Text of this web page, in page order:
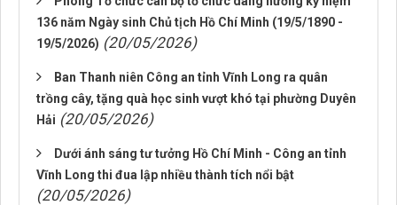
136 năm Ngày sinh Chủ tịch Hồ Chí Minh (19/5/1890 -
19/5/2026) (20/05/2026)
Ban Thanh niên Công an tỉnh Vĩnh Long ra quân
trồng cây, tặng quà học sinh vượt khó tại phường Duyên
Hải (20/05/2026)
Dưới ánh sáng tư tưởng Hồ Chí Minh - Công an tỉnh
Vĩnh Long thi đua lập nhiều thành tích nổi bật
(20/05/2026)